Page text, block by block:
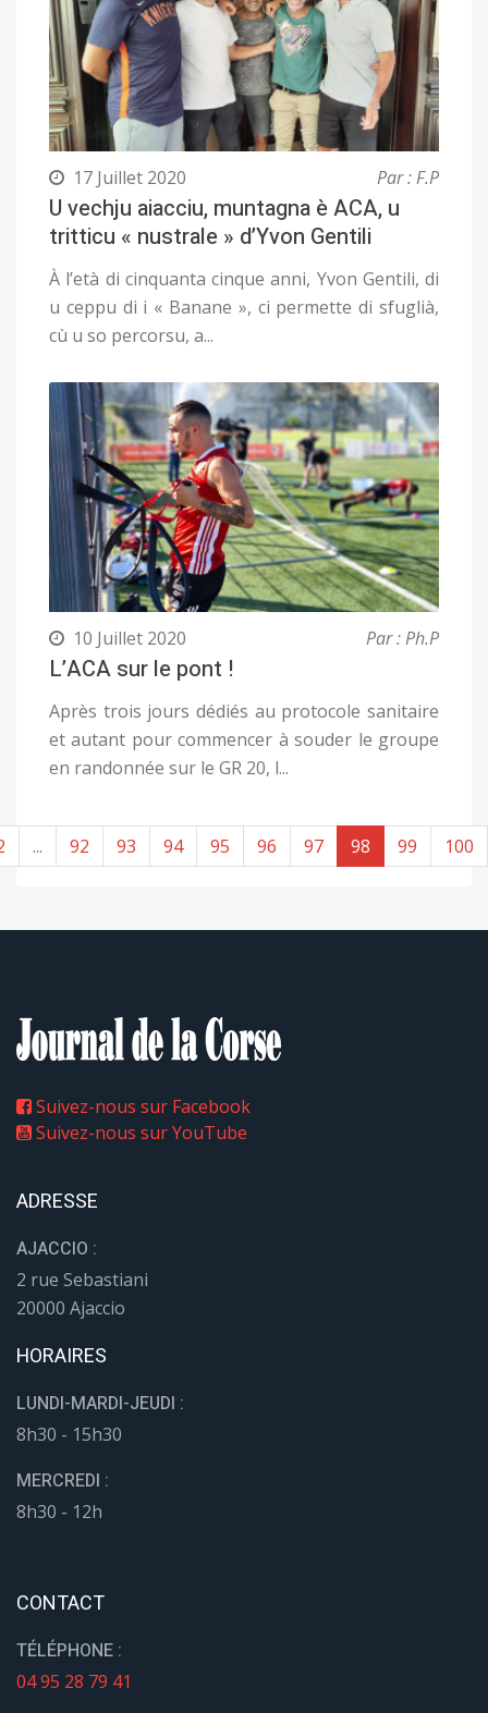
17 Juillet 2020 Par : F.P
U vechju aiacciu, muntagna è ACA, u
tritticu « nustrale » d’Yvon Gentili
À l’età di cinquanta cinque anni, Yvon Gentili, di
u ceppu di i « Banane », ci permette di sfuglià,
cù u so percorsu, a...
10 Juillet 2020 Par : Ph.P
L’ACA sur le pont !
Après trois jours dédiés au protocole sanitaire
et autant pour commencer à souder le groupe
en randonnée sur le GR 20, l...
... 92 93 94 95 96 97 98 99 100
Suivez-nous sur Facebook
Suivez-nous sur YouTube
ADRESSE
AJACCIO :
2 rue Sebastiani
20000 Ajaccio
HORAIRES
LUNDI-MARDI-JEUDI :
8h30 - 15h30
MERCREDI :
8h30 - 12h
CONTACT
TÉLÉPHONE :
04 95 28 79 41